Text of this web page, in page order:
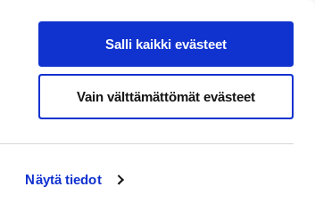
Näytä tiedot
Salli kaikki evästeet
Vain välttämättömät evästeet
Hae sivustolta